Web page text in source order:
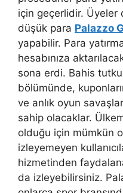
için geçerlidir. Üyeler
düşük para Palazzo
yapabilir. Para
hesabınıza
sona erdi. Bahis
bölümünde,
ve anlık oyun
sahip olacaklar.
olduğu için mümkün
izleyemeyen
hizmetinden
da izleyebilirsiniz.